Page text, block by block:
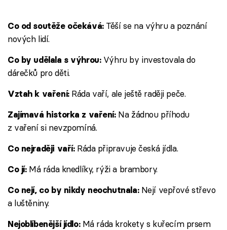
Co od soutěže očekává:Těší se na výhru a poznání
nových lidí.
Co by udělala s výhrou:Výhru by investovala do
dárečků pro děti.
Vztah k vaření:Ráda vaří, ale ještě raději peče.
Zajímavá historka z vaření:Na žádnou příhodu
z vaření si nevzpomíná.
Co nejraději vaří:Ráda připravuje česká jídla.
Co jí:Má ráda knedlíky, rýži a brambory.
Co nejí, co by nikdy neochutnala:Nejí vepřové střevo
a luštěniny.
Nejoblíbenější jídlo:Má ráda krokety s kuřecím prsem